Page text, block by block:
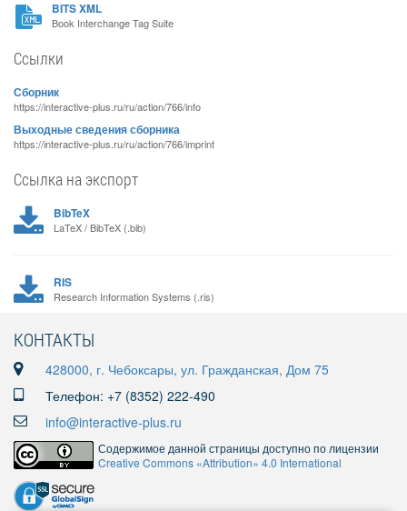
BITS XML
Book Interchange Tag Suite
Ссылки
Сборник
https://interactive-plus.ru/ru/action/766/info
Выходные сведения сборника
https://interactive-plus.ru/ru/action/766/imprint
Ссылка на экспорт
BibTeX
LaTeX / BibTeX (.bib)
RIS
Research Information Systems (.ris)
КОНТАКТЫ
428000, г. Чебоксары, ул. Гражданская, Дом 75
Телефон: +7 (8352) 222-490
info@interactive-plus.ru
Содержимое данной страницы доступно по лицензии
Creative Commons «Attribution» 4.0 International